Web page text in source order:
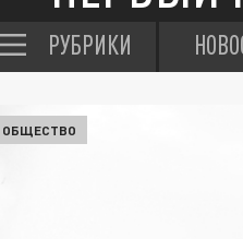
РУБРИКИ
ОБЩЕСТВО